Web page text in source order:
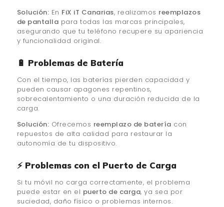
Solución: En FiX iT Canarias, realizamos reemplazos
de pantalla para todas las marcas principales,
asegurando que tu teléfono recupere su apariencia
y funcionalidad original.
🔋 Problemas de Batería
Con el tiempo, las baterías pierden capacidad y
pueden causar apagones repentinos,
sobrecalentamiento o una duración reducida de la
carga.
Solución: Ofrecemos reemplazo de batería con
repuestos de alta calidad para restaurar la
autonomía de tu dispositivo.
⚡ Problemas con el Puerto de Carga
Si tu móvil no carga correctamente, el problema
puede estar en el puerto de carga, ya sea por
suciedad, daño físico o problemas internos.